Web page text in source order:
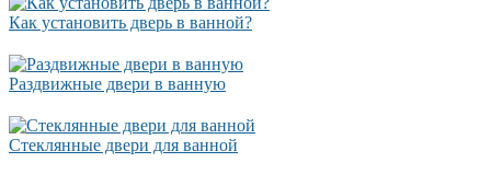
Как установить дверь в ванной?
Раздвижные двери в ванную
Стеклянные двери для ванной